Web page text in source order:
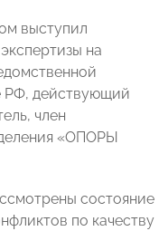
выступил
на
РФ, действующий
член
«ОПОРЫ
состояние
по качеству